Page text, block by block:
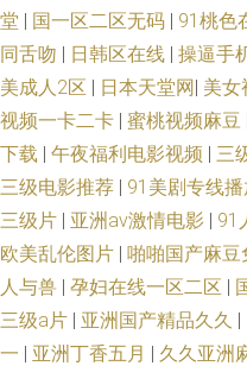
堂 | 国一区二区无码 | 91桃色
同舌吻 | 日韩区在线 | 操逼手
美成人2区 | 日本天堂网| 美女
视频一卡二卡 | 蜜桃视频麻豆
下载 | 午夜福利电影视频 | 三
三级电影推荐 | 91美剧专线
三级片 | 亚洲av激情电影 | 91
欧美乱伦图片 | 啪啪国产麻豆
人与兽 | 孕妇在线一区二区 |
三级a片 | 亚洲国产精品久久 |
一 | 亚洲丁香五月 | 久久亚洲